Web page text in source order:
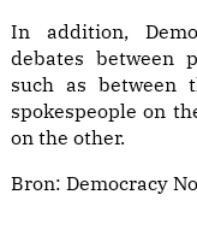
In addition,
debates between
such as between
spokespeople on
on the other.
Bron: Democracy